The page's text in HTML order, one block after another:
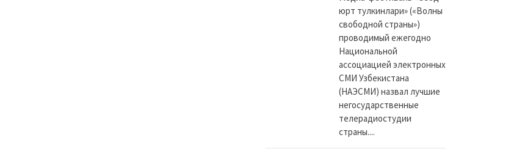
юрт тулкинлари» («Волны
свободной страны»)
проводимый ежегодно
Национальной
ассоциацией электронных
СМИ Узбекистана
(НАЭСМИ) назвал лучшие
негосударственные
телерадиостудии
страны....